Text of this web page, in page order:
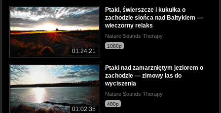
01:24:21
Ptaki, świerszcze i kukułka o
zachodzie słońca nad Bałtykiem —
wieczorny relaks
Nature Sounds Therapy
1080p
01:02:35
Ptaki nad zamarzniętym jeziorem o
zachodzie — zimowy las do
wyciszenia
Nature Sounds Therapy
480p